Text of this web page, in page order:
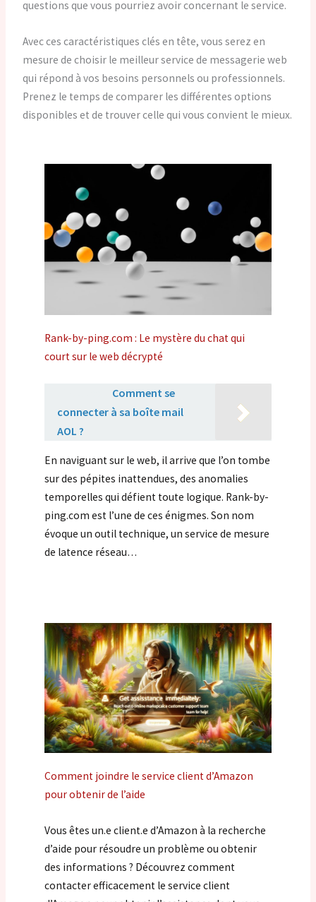
questions que vous pourriez avoir concernant le service.
Avec ces caractéristiques clés en tête, vous serez en
mesure de choisir le meilleur service de messagerie web
qui répond à vos besoins personnels ou professionnels.
Prenez le temps de comparer les différentes options
disponibles et de trouver celle qui vous convient le mieux.
Rank-by-ping.com : Le mystère du chat qui
court sur le web décrypté
Comment se
connecter à sa boîte mail
AOL ?
En naviguant sur le web, il arrive que l’on tombe
sur des pépites inattendues, des anomalies
temporelles qui défient toute logique. Rank-by-
ping.com est l’une de ces énigmes. Son nom
évoque un outil technique, un service de mesure
de latence réseau…
Comment joindre le service client d’Amazon
pour obtenir de l’aide
Vous êtes un.e client.e d’Amazon à la recherche
d’aide pour résoudre un problème ou obtenir
des informations ? Découvrez comment
contacter efficacement le service client